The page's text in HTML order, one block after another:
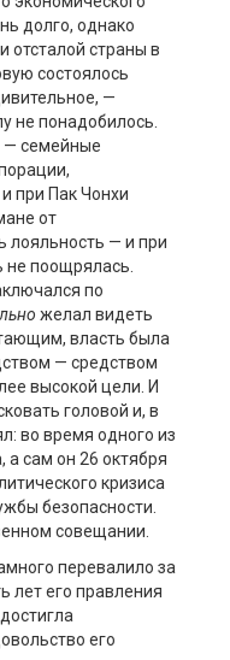
долго, однако
отсталой страны в
состоялось
—
не понадобилось.
— семейные
при Пак Чонхи
от
лояльность — и при
не поощрялась.
по
желал видеть
власть была
— средством
высокой цели. И
головой и, в
во время одного из
а сам он 26 октября
кризиса
безопасности.
совещании.
перевалило за
лет его правления
его